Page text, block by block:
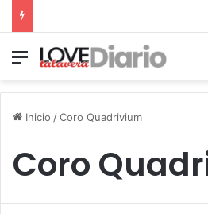
Menú
Inicio /Coro Quadrivium
Coro